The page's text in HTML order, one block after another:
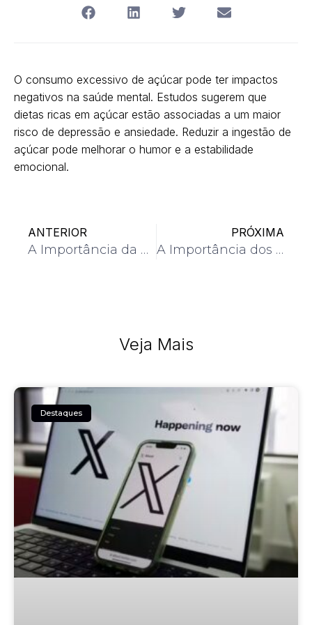
O consumo excessivo de açúcar pode ter impactos
negativos na saúde mental. Estudos sugerem que
dietas ricas em açúcar estão associadas a um maior
risco de depressão e ansiedade. Reduzir a ingestão de
açúcar pode melhorar o humor e a estabilidade
emocional.
ANTERIOR
A Importância da Hidratação para o Bem-Estar
PRÓXIMA
A Importância dos Probióticos para a Saúde Intestinal
Veja Mais
Destaques